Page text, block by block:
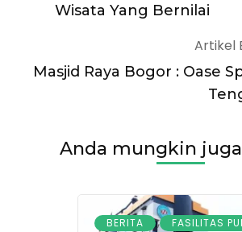
Wisata Yang Bernilai
Artikel
Masjid Raya Bogor : Oase
Anda mungkin juga
BERITA , FASILITAS